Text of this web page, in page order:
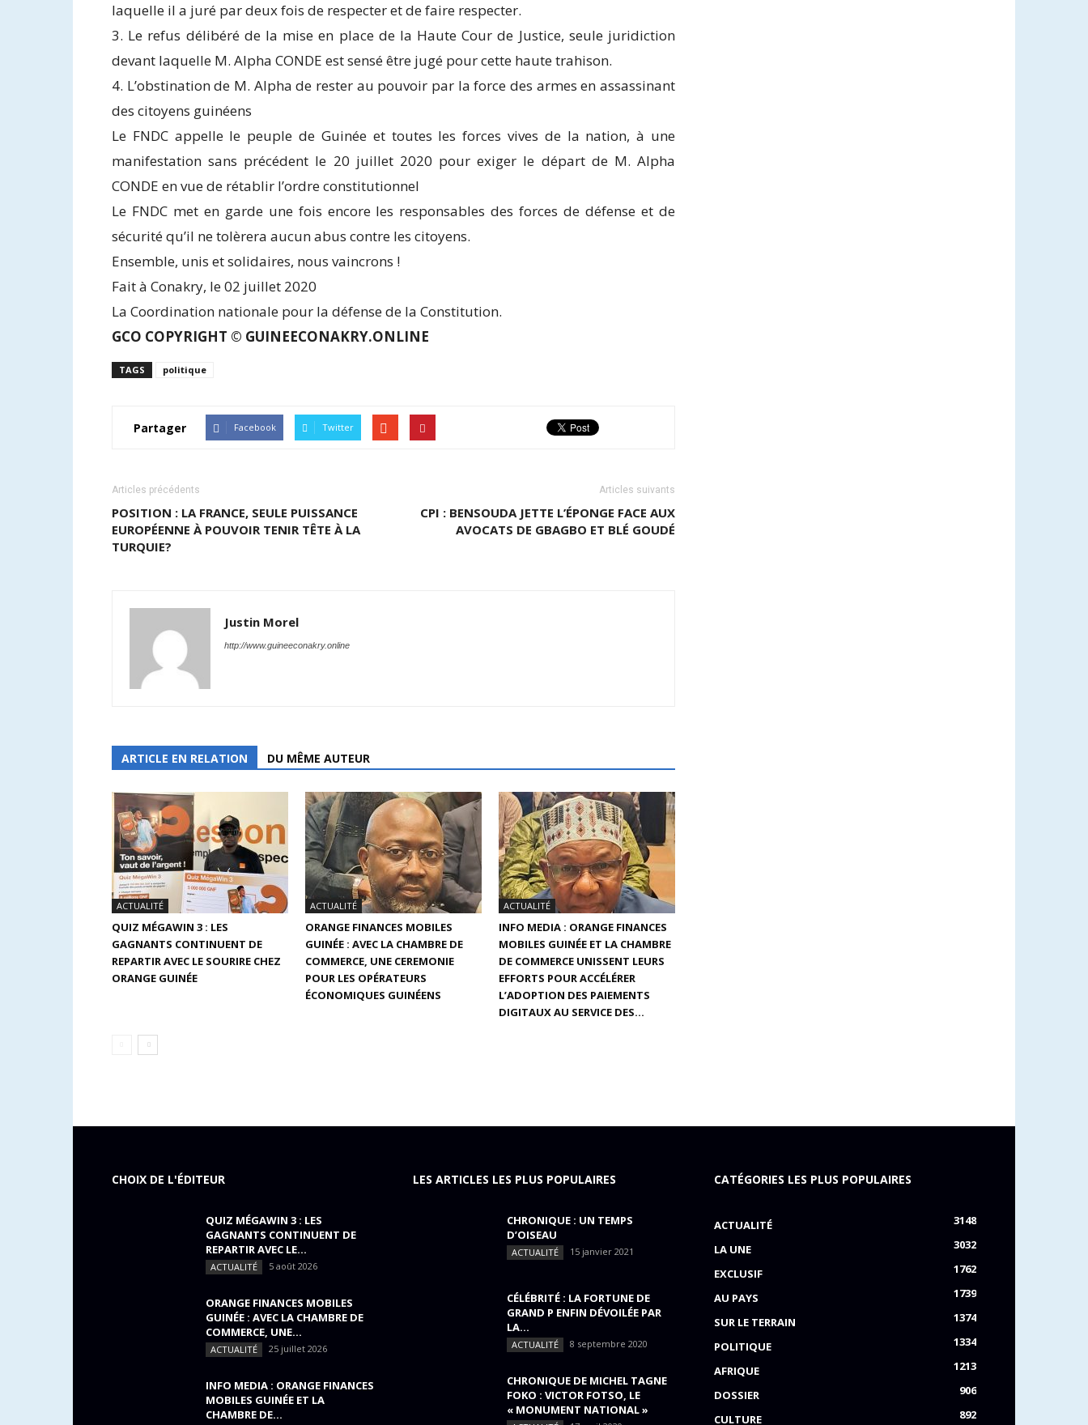
laquelle il a juré par deux fois de respecter et de faire respecter.
3. Le refus délibéré de la mise en place de la Haute Cour de Justice, seule juridiction
devant laquelle M. Alpha CONDE est sensé être jugé pour cette haute trahison.
4. L’obstination de M. Alpha de rester au pouvoir par la force des armes en assassinant
des citoyens guinéens
Le FNDC appelle le peuple de Guinée et toutes les forces vives de la nation, à une
manifestation sans précédent le 20 juillet 2020 pour exiger le départ de M. Alpha
CONDE en vue de rétablir l’ordre constitutionnel
Le FNDC met en garde une fois encore les responsables des forces de défense et de
sécurité qu’il ne tolèrera aucun abus contre les citoyens.
Ensemble, unis et solidaires, nous vaincrons !
Fait à Conakry, le 02 juillet 2020
La Coordination nationale pour la défense de la Constitution.
GCO COPYRIGHT © GUINEECONAKRY.ONLINE
TAGS politique
Partager Facebook Twitter
Articles précédents
POSITION : LA FRANCE, SEULE PUISSANCE
EUROPÉENNE À POUVOIR TENIR TÊTE À LA
TURQUIE?
Articles suivants
CPI : BENSOUDA JETTE L’ÉPONGE FACE AUX
AVOCATS DE GBAGBO ET BLÉ GOUDÉ
Justin Morel
http://www.guineeconakry.online
ARTICLE EN RELATION DU MÊME AUTEUR
ACTUALITÉ
QUIZ MÉGAWIN 3 : LES
GAGNANTS CONTINUENT DE
REPARTIR AVEC LE SOURIRE CHEZ
ORANGE GUINÉE
ACTUALITÉ
ORANGE FINANCES MOBILES
GUINÉE : AVEC LA CHAMBRE DE
COMMERCE, UNE CEREMONIE
POUR LES OPÉRATEURS
ÉCONOMIQUES GUINÉENS
ACTUALITÉ
INFO MEDIA : ORANGE FINANCES
MOBILES GUINÉE ET LA CHAMBRE
DE COMMERCE UNISSENT LEURS
EFFORTS POUR ACCÉLÉRER
L’ADOPTION DES PAIEMENTS
DIGITAUX AU SERVICE DES...
CHOIX DE L'ÉDITEUR
QUIZ MÉGAWIN 3 : LES
GAGNANTS CONTINUENT DE
REPARTIR AVEC LE...
ACTUALITÉ 5 août 2026
ORANGE FINANCES MOBILES
GUINÉE : AVEC LA CHAMBRE DE
COMMERCE, UNE...
ACTUALITÉ 25 juillet 2026
INFO MEDIA : ORANGE FINANCES
MOBILES GUINÉE ET LA
CHAMBRE DE...
LES ARTICLES LES PLUS POPULAIRES
CHRONIQUE : UN TEMPS
D’OISEAU
ACTUALITÉ 15 janvier 2021
CÉLÉBRITÉ : LA FORTUNE DE
GRAND P ENFIN DÉVOILÉE PAR
LA...
ACTUALITÉ 8 septembre 2020
CHRONIQUE DE MICHEL TAGNE
FOKO : VICTOR FOTSO, LE
« MONUMENT NATIONAL »
CATÉGORIES LES PLUS POPULAIRES
ACTUALITÉ
3148
LA UNE
3032
EXCLUSIF
1762
AU PAYS
1739
SUR LE TERRAIN
1374
POLITIQUE
1334
AFRIQUE
1213
DOSSIER
906
CULTURE
892